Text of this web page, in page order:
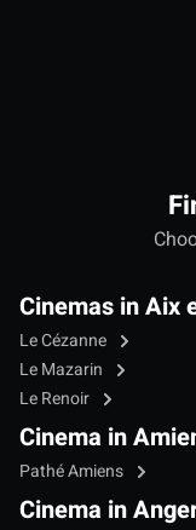
Cinemas in Aix
Le Cézanne
Le Mazarin
Le Renoir
Cinema in
Pathé Amiens
Cinema in